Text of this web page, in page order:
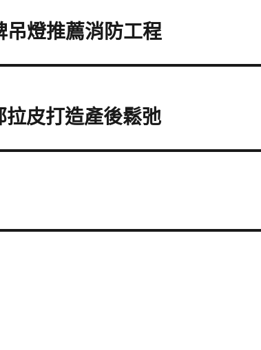
燈推薦消防工程
皮打造產後鬆弛